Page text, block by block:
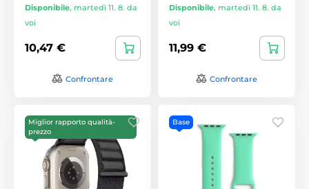
Disponibile, martedì 11. 8. da
voi
10,47 €
Confrontare
Disponibile, martedì 11. 8. da
voi
11,99 €
Confrontare
Miglior rapporto qualità-
prezzo
Base